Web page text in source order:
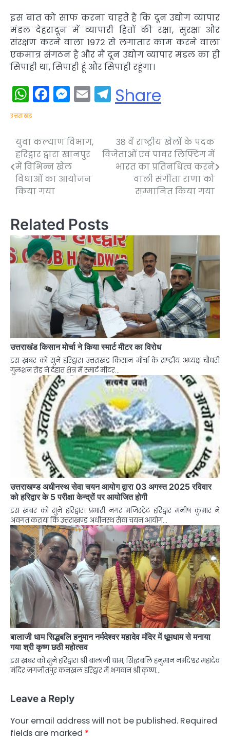
इस बात को साफ करना चाहते हैं कि दून उद्योग व्यापार
मंडल देहरादून में व्यापारी हितों की रक्षा, सुरक्षा और
संरक्षण करने वाला 1972 से लगातार काम करने वाला
एकमात्र संगठन है और मैं दून उद्योग व्यापार मंडल का ही
सिपाही था, सिपाही हूं और सिपाही रहूंगा।
WhatsApp
Facebook
Messenger
EmailTelegram
Share
उत्तराखंड
Post
navigation
युवा कल्याण विभाग,
हरिद्वार द्वारा खानपुर
में विभिन्न खेल
विधाओं का आयोजन
किया गया
38 वें राष्ट्रीय खेलों के पदक
विजेताओं एवं पावर लिफ्टिंग में
भारत का प्रतिनधित्व करने
वाली संगीता राणा को
सम्मानित किया गया
Related Posts
उत्तराखंड किसान मोर्चा ने किया स्मार्ट मीटर का विरोध
इस ख़बर को सुने हरिद्वार। उत्तराखंड किसान मोर्चा के राष्ट्रीय अध्यक्ष चौधरी
गुलशन रोड ने देहात क्षेत्र में स्मार्ट मीटर…
उत्तराखण्ड अधीनस्थ सेवा चयन आयोग द्वारा 03 अगस्त 2025 रविवार
को हरिद्वार के 5 परीक्षा केन्द्रों पर आयोजित होगी
इस ख़बर को सुने हरिद्वार। प्रभारी नगर मजिस्ट्रेट हरिद्वार मनीष कुमार ने
अवगत कराया कि उत्तराखण्ड अधीनस्थ सेवा चयन आयोग…
बालाजी धाम सिद्धबलि हनुमान नर्मदेश्वर महादेव मंदिर में धूमधाम से मनाया
गया श्री कृष्ण छठी महोत्सव
इस ख़बर को सुने हरिद्वार। श्री बालाजी धाम, सिद्धबलि हनुमान नर्मदेश्वर महादेव
मंदिर जगजीतपुर कनखल हरिद्वार में भगवान श्री कृष्ण…
Leave a Reply
Your email address will not be published. Required
fields are marked *